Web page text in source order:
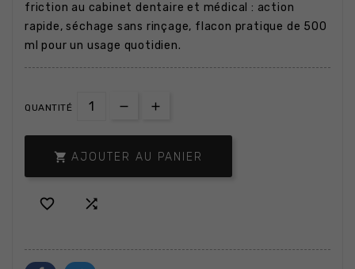
friction au cabinet dentaire et médical : action
rapide, séchage sans rinçage, flacon pratique de 500
ml pour un usage quotidien.
QUANTITÉ
 AJOUTER AU PANIER
 